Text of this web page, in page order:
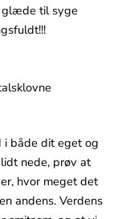
glæde til syge
i både dit eget og
nede, prøv at
hvor meget det
andens. Verdens